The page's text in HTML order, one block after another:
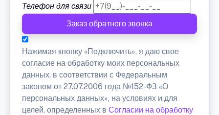
Телефон для связи
Заказ обратного звонка
Нажимая кнопку «Подключить», я даю свое
согласие на обработку моих персональных
данных, в соответствии с Федеральным
законом от 27.07.2006 года №152-ФЗ «О
персональных данных», на условиях и для
целей, определенных в Согласии на обработку